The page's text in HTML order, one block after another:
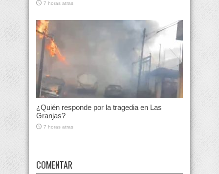
7 horas atras
¿Quién responde por la tragedia en Las
Granjas?
7 horas atras
COMENTAR